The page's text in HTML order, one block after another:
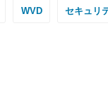
WVD セキュリ